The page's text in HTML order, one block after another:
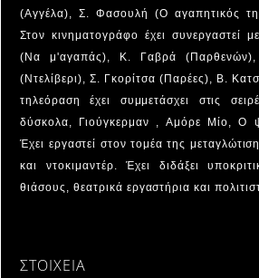
(Αγγέλα), Σ. Φασουλή (Ο αγαπητικός
Στον κινηματογράφο έχει
(Να μ'αγαπάς), Κ. Γαβρά (Παρθενών),
(Ντελίβερι), Σ. Γκορίτσα (Παρέες), Β.
τηλεόραση έχει συμμετάσχει στις
δύσκολα, Γιούγκερμαν , Αμόρε Μίο, Ο
Έχει εργαστεί στον τομέα της
και ντοκιμαντέρ. Έχει διδάξει
θιάσους, θεατρικά εργαστήρια και
ΣΤΟΙΧΕΙΑ